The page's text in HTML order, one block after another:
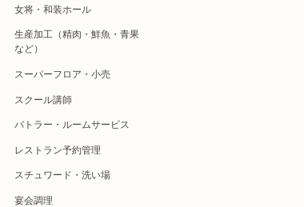
女将・和装ホール
生産加工（精肉・鮮魚・青果
など）
スーパーフロア・小売
スクール講師
バトラー・ルームサービス
レストラン予約管理
スチュワード・洗い場
宴会調理